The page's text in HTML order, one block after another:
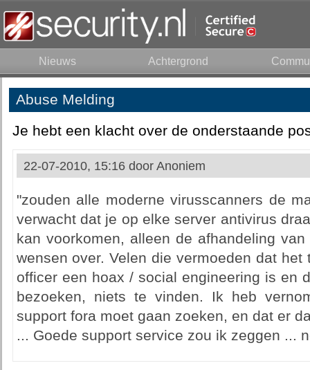
Nieuws Achtergrond
Abuse Melding
Je hebt een klacht over de onderstaande
22-07-2010, 15:16 door Anoniem
"zouden alle moderne virusscanners de
verwacht dat je op elke server antivirus
kan voorkomen, alleen de afhandeling
wensen over. Velen die vermoeden dat
officer een hoax / social engineering is en
bezoeken, niets te vinden. Ik heb
support fora moet gaan zoeken, en dat er
... Goede support service zou ik zeggen ...